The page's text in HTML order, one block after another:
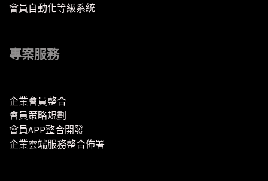
會員自動化等級系統
專案服務
企業會員整合
會員策略規劃
會員APP整合開發
企業雲端服務整合佈署